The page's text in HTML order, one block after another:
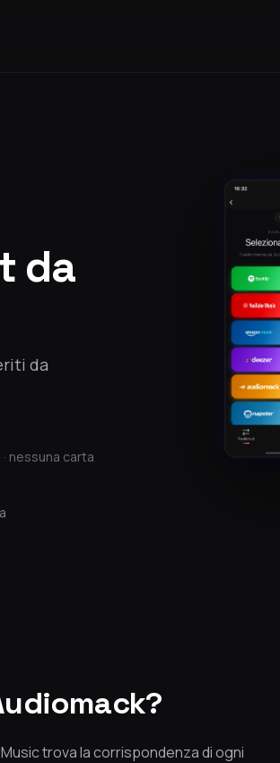
da
da
nessuna carta
trova la corrispondenza di ogni